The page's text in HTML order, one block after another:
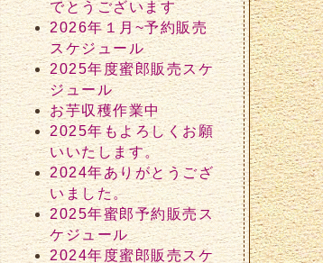
でとうございます
2026年１月~予約販売
スケジュール
2025年度蜜郎販売スケ
ジュール
お芋収穫作業中
2025年もよろしくお願
いいたします。
2024年ありがとうござ
いました。
2025年蜜郎予約販売ス
ケジュール
2024年度蜜郎販売スケ